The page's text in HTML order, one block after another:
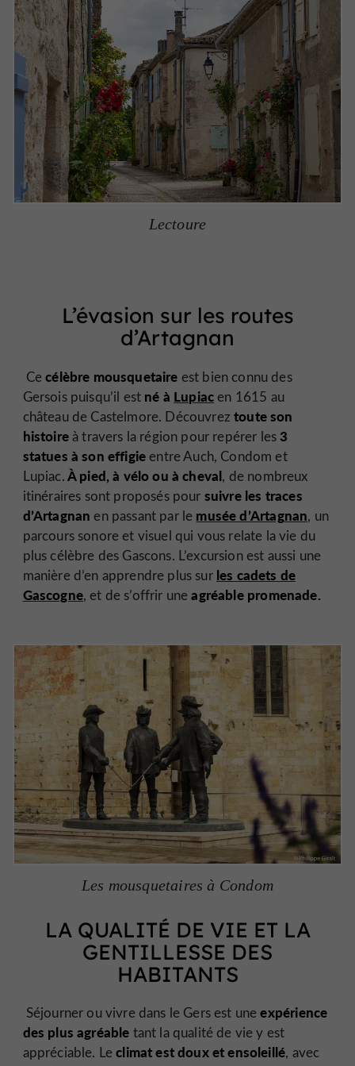
Lectoure
L’évasion sur les routes
d’Artagnan
Cecélèbre mousquetaire est bien connu des
Gersois puisqu’il est né à Lupiacen 1615 au
château de Castelmore. Découvreztoute son
histoireà travers la région pour repérer les 3
statues à son effigieentre Auch, Condom et
Lupiac.À pied, à vélo ou à cheval, de nombreux
itinéraires sont proposés pour suivre les traces
d’Artagnanen passant par le musée d’Artagnan, un
parcours sonore et visuel qui vous relate la vie du
plus célèbre des Gascons. L’excursion est aussi une
manière d’en apprendre plus sur les cadets de
Gascogne, et de s’offrir uneagréable promenade.
Les mousquetaires à Condom
LA QUALITÉ DE VIE ET LA
GENTILLESSE DES
HABITANTS
Séjourner ou vivre dans le Gers est uneexpérience
des plus agréable tant la qualité de vie y est
appréciable. Leclimat est doux et ensoleillé, avec